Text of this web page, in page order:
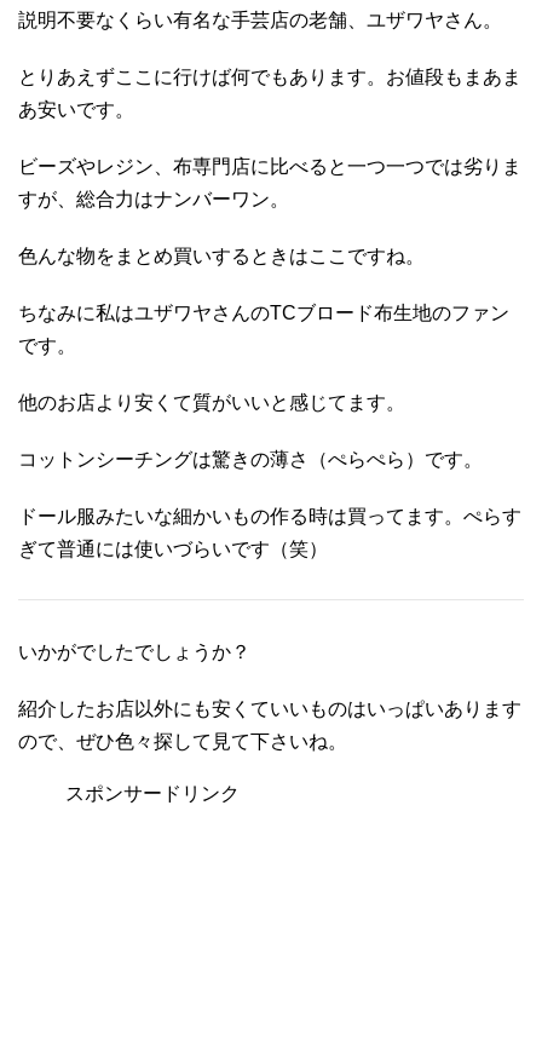
説明不要なくらい有名な手芸店の老舗、ユザワヤさん。
とりあえずここに行けば何でもあります。お値段もまあま
あ安いです。
ビーズやレジン、布専門店に比べると一つ一つでは劣りま
すが、総合力はナンバーワン。
色んな物をまとめ買いするときはここですね。
ちなみに私はユザワヤさんのTCブロード布生地のファン
です。
他のお店より安くて質がいいと感じてます。
コットンシーチングは驚きの薄さ（ぺらぺら）です。
ドール服みたいな細かいもの作る時は買ってます。ぺらす
ぎて普通には使いづらいです（笑）
いかがでしたでしょうか？
紹介したお店以外にも安くていいものはいっぱいあります
ので、ぜひ色々探して見て下さいね。
スポンサードリンク